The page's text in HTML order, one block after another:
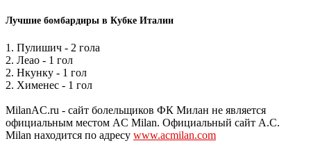
Лучшие бомбардиры в Кубке Италии
1. Пулишич - 2 гола
2. Леао - 1 гол
2. Нкунку - 1 гол
2. Хименес - 1 гол
MilanAC.ru - сайт болельщиков ФК Милан не является
официальным местом AC Milan. Официальный сайт A.C.
Milan находится по адресу www.acmilan.com